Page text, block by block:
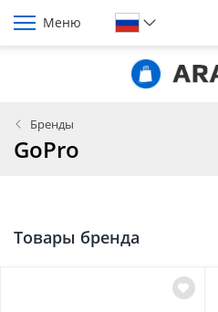
Меню
Бренды
GoPro
Товары бренда